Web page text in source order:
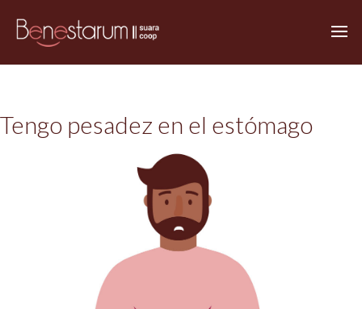
Tengo pesadez en el estómago